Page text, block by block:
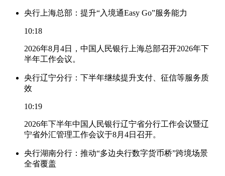
央行上海总部：提升“入境通Easy Go”服务能力
10:18
2026年8月4日，中国人民银行上海总部召开2026年下
半年工作会议。
央行辽宁分行：下半年继续提升支付、征信等服务质
效
10:19
2026年下半年中国人民银行辽宁省分行工作会议暨辽
宁省外汇管理工作会议于8月4日召开。
央行湖南分行：推动“多边央行数字货币桥”跨境场景
全省覆盖